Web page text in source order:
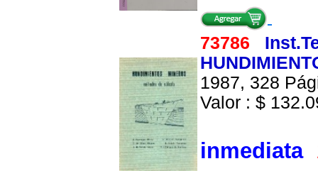
73786
1987, 328
Valor : $
inmediata